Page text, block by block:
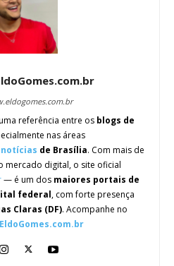
referência entre os blogs de
nas áreas
notícias de Brasília. Com mais de
mercado digital, o site oficial
— é um dos maiores portais de
federal, com forte presença
Claras (DF). Acompanhe no